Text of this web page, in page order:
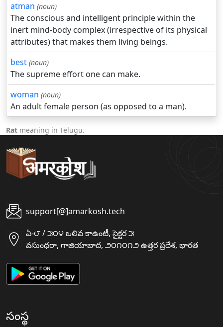
atman (noun)
The conscious and intelligent principle within the
inert mind-body complex (irrespective of its physical
attributes) that makes them living beings.
best (noun)
The supreme effort one can make.
woman (noun)
An adult female person (as opposed to a man).
Rat meaning in Telugu.
support[@]amarkosh.tech
ఏ-౮ / ౫౦౪ ఒలివ కాఉంటీ, సైక్టర ౫
వసుంధరా, గాజియాబాద, ౨౦౧౦౧౨ ఉత్తర ప్రదేశ, భారత
సంస్థ